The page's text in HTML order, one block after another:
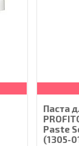
Паста
Paste
(1305-